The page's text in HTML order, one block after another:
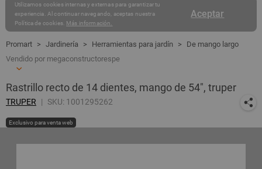
Aceptar
Utilizamos cookies internas y externas para garantizar tu
experiencia. Al continuar navegando, aceptas nuestra
Política de cookies. Más información.
Jardinería Herramientas para jardín
De mango largo
Vendido por megaconstructorespe
Rastrillo recto de 14 dientes, mango de 54", truper
TRUPER SKU: 1001295262
Exclusivo para venta web